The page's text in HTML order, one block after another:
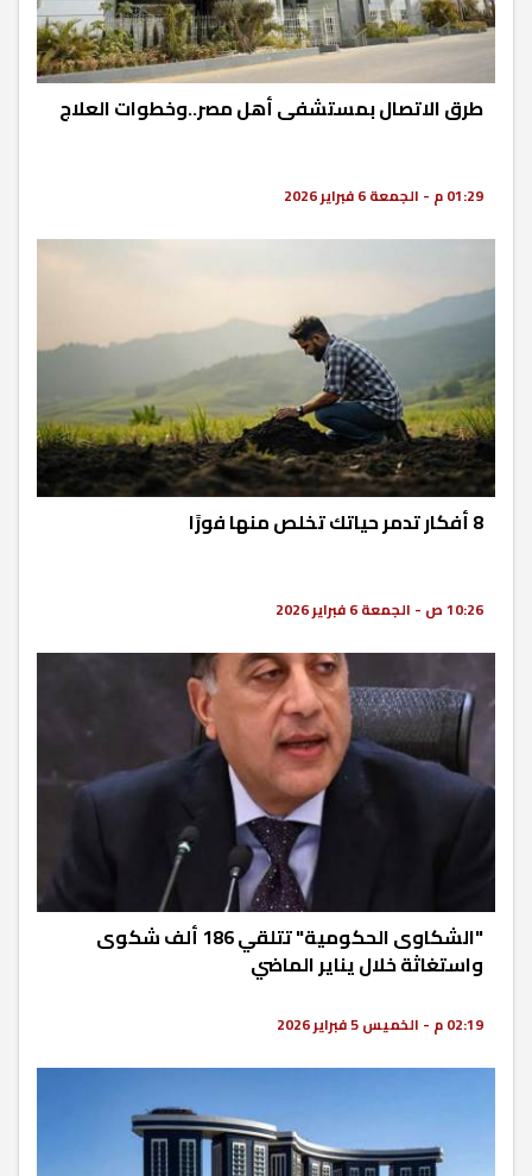
طرق الاتصال بمستشفى أهل مصر..وخطوات العلاج
01:29 م - الجمعة 6 فبراير 2026
8 أفكار تدمر حياتك تخلص منها فورًا
10:26 ص - الجمعة 6 فبراير 2026
"الشكاوى الحكومية" تتلقي 186 ألف شكوى
واستغاثة خلال يناير الماضي
02:19 م - الخميس 5 فبراير 2026